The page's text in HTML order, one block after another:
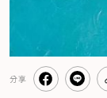
分享